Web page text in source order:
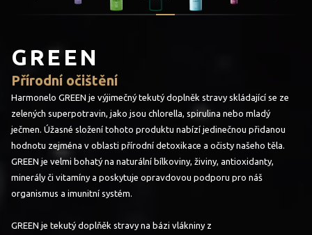
GREEN
Přírodní očištění
Harmonelo GREEN je výjimečný tekutý doplněk stravy skládající se ze
zelených superpotravin, jako jsou chlorella, spirulina nebo mladý
ječmen. Úžasné složení tohoto produktu nabízí jedinečnou přidanou
hodnotu zejména v oblasti přírodní detoxikace a očisty našeho těla.
GREEN je velmi bohatý na naturální bílkoviny, živiny, antioxidanty,
minerály či vitamíny a poskytuje opravdovou podporu pro náš
organismus a imunitní systém.
GREEN je tekutý doplňěk stravy na bázi vlákniny z